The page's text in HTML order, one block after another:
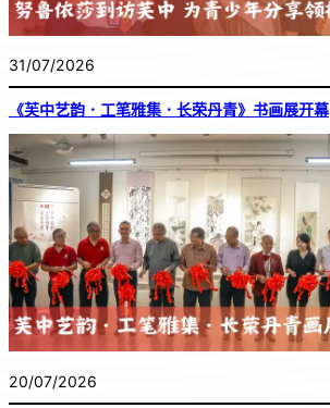
31/07/2026
《芙中艺韵．工笔雅集．长荣丹青》书画展开幕
20/07/2026